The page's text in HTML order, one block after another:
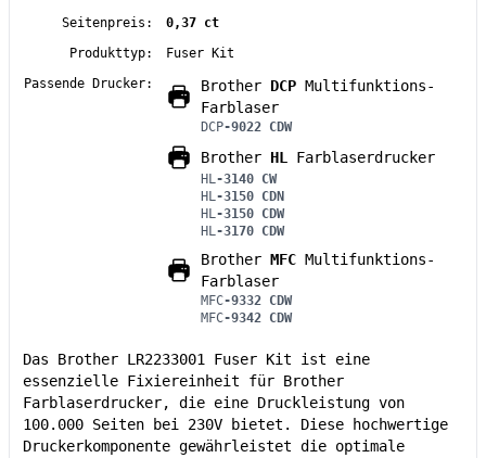
Seitenpreis:
0,37 ct
Produkttyp:
Fuser Kit
Passende Drucker:
Brother DCP Multifunktions-
Farblaser
DCP-9022 CDW
Brother HL Farblaserdrucker
HL-3140 CW
HL-3150 CDN
HL-3150 CDW
HL-3170 CDW
Brother MFC Multifunktions-
Farblaser
MFC-9332 CDW
MFC-9342 CDW
Das Brother LR2233001 Fuser Kit ist eine
essenzielle Fixiereinheit für Brother
Farblaserdrucker, die eine Druckleistung von
100.000 Seiten bei 230V bietet. Diese hochwertige
Druckerkomponente gewährleistet die optimale